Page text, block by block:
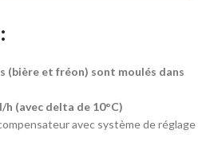
(bière et fréon) sont moulés dans
h (avec delta de 10°C)
avec système de réglage